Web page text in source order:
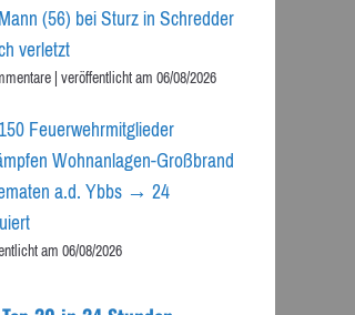
(56) bei Sturz in Schredder
verletzt
|veröffentlicht am 06/08/2026
Feuerwehrmitglieder
Wohnanlagen-Großbrand
a.d. Ybbs → 24
am 06/08/2026